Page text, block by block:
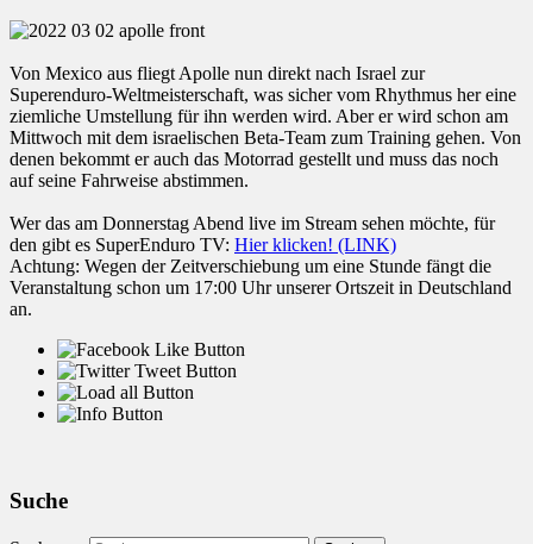
Von Mexico aus fliegt Apolle nun direkt nach Israel zur
Superenduro-Weltmeisterschaft, was sicher vom Rhythmus her eine
ziemliche Umstellung für ihn werden wird. Aber er wird schon am
Mittwoch mit dem israelischen Beta-Team zum Training gehen. Von
denen bekommt er auch das Motorrad gestellt und muss das noch
auf seine Fahrweise abstimmen.
Wer das am Donnerstag Abend live im Stream sehen möchte, für
den gibt es SuperEnduro TV: Hier klicken! (LINK)
Achtung: Wegen der Zeitverschiebung um eine Stunde fängt die
Veranstaltung schon um 17:00 Uhr unserer Ortszeit in Deutschland
an.
Suche